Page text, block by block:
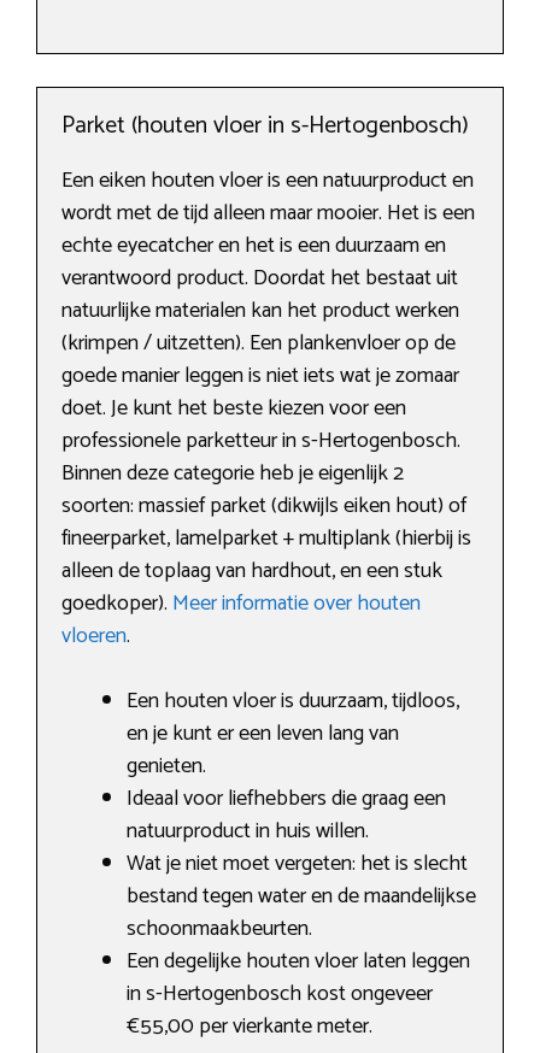
Parket (houten vloer in s-Hertogenbosch)
Een eiken houten vloer is een natuurproduct en
wordt met de tijd alleen maar mooier. Het is een
echte eyecatcher en het is een duurzaam en
verantwoord product. Doordat het bestaat uit
natuurlijke materialen kan het product werken
(krimpen / uitzetten). Een plankenvloer op de
goede manier leggen is niet iets wat je zomaar
doet. Je kunt het beste kiezen voor een
professionele parketteur in s-Hertogenbosch.
Binnen deze categorie heb je eigenlijk 2
soorten: massief parket (dikwijls eiken hout) of
fineerparket, lamelparket + multiplank (hierbij is
alleen de toplaag van hardhout, en een stuk
goedkoper). Meer informatie over houten
vloeren.
Een houten vloer is duurzaam, tijdloos,
en je kunt er een leven lang van
genieten.
Ideaal voor liefhebbers die graag een
natuurproduct in huis willen.
Wat je niet moet vergeten: het is slecht
bestand tegen water en de maandelijkse
schoonmaakbeurten.
Een degelijke houten vloer laten leggen
in s-Hertogenbosch kost ongeveer
€55,00 per vierkante meter.